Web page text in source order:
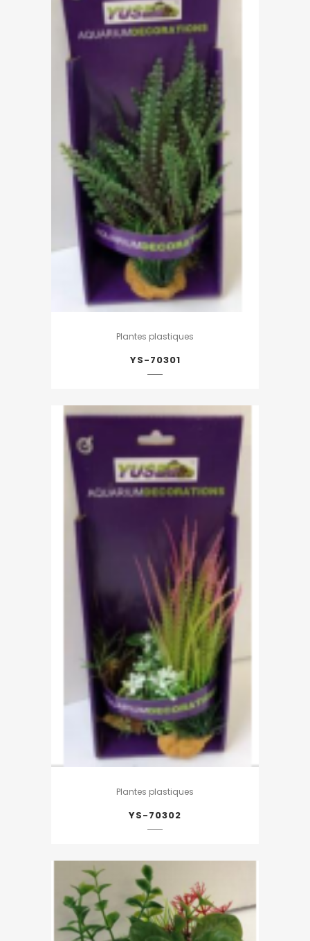
Plantes plastiques
YS-70301
Plantes plastiques
YS-70302